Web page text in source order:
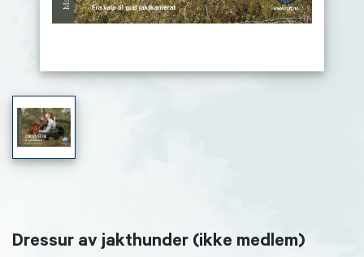
Dressur av jakthunder (ikke medlem)